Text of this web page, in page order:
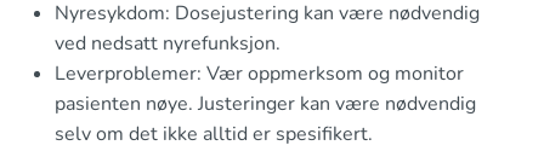
Nyresykdom: Dosejustering kan være nødvendig
ved nedsatt nyrefunksjon.
Leverproblemer: Vær oppmerksom og monitor
pasienten nøye. Justeringer kan være nødvendig
selv om det ikke alltid er spesifikert.